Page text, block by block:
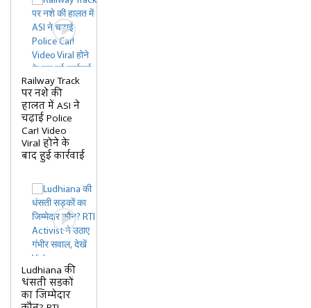
Railway Track
पर नशे की
हालत में ASI ने
चढ़ाई Police
Car! Video
Viral होने के
बाद हुई कार्रवाई
Ludhiana की
धंसती सड़कों
का जिम्मेदार